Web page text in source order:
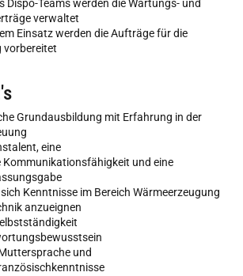
Dispo-Teams werden die Wartungs- und
verwaltet
Einsatz werden die Aufträge für die
vorbereitet
Grundausbildung mit Erfahrung in der
eine
und eine
Kenntnisse im Bereich Wärmeerzeugung
anzueignen
und